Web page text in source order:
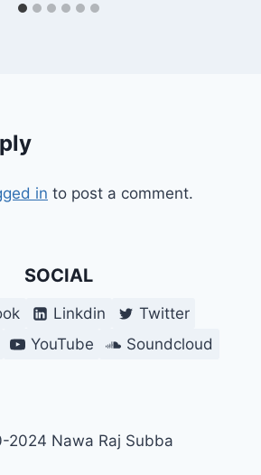
in to post a comment.
SOCIAL
Linkdin
Twitter
YouTube Soundcloud
Nawa Raj Subba